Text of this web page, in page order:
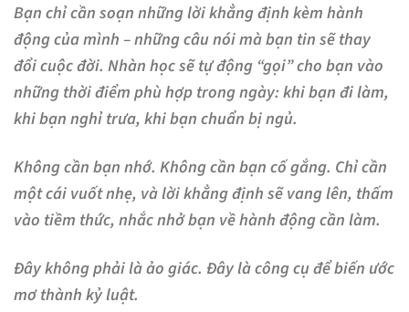
Bạn chỉ cần soạn những lời khẳng định kèm hành
động của mình – những câu nói mà bạn tin sẽ thay
đổi cuộc đời. Nhàn học sẽ tự động “gọi” cho bạn vào
những thời điểm phù hợp trong ngày: khi bạn đi làm,
khi bạn nghỉ trưa, khi bạn chuẩn bị ngủ.
Không cần bạn nhớ. Không cần bạn cố gắng. Chỉ cần
một cái vuốt nhẹ, và lời khẳng định sẽ vang lên, thấm
vào tiềm thức, nhắc nhở bạn về hành động cần làm.
Đây không phải là ảo giác. Đây là công cụ để biến ước
mơ thành kỷ luật.